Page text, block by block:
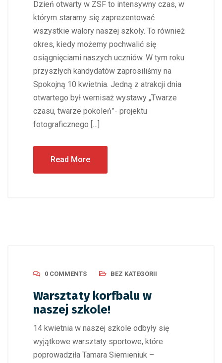
Dzień otwarty w ZSF to intensywny czas, w
którym staramy się zaprezentować
wszystkie walory naszej szkoły. To również
okres, kiedy możemy pochwalić się
osiągnięciami naszych uczniów. W tym roku
przyszłych kandydatów zaprosiliśmy na
Spokojną 10 kwietnia. Jedną z atrakcji dnia
otwartego był wernisaż wystawy „Twarze
czasu, twarze pokoleń”- projektu
fotograficznego […]
Read More
0 COMMENTS BEZ KATEGORII
Warsztaty korfbalu w
naszej szkole!
14 kwietnia w naszej szkole odbyły się
wyjątkowe warsztaty sportowe, które
poprowadziła Tamara Siemieniuk –